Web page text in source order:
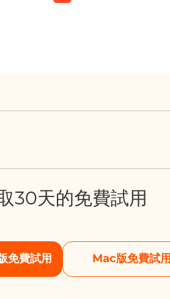
30天的免費試用
免費試用 Mac版免費試用